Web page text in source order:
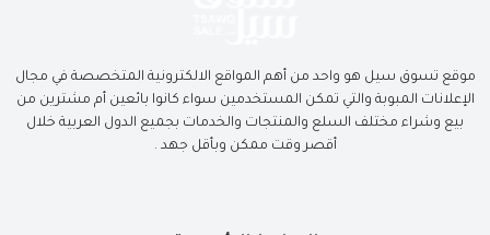
موقع تسوق سيل هو واحد من أهم المواقع الالكترونية المتخصصة في مجال
الإعلانات المبوبة والتي تمكن المستخدمين سواء كانوا بائعين أم مشترين من
بيع وشراء مختلف السلع والمنتجات والخدمات بجميع الدول العربية خلال
أقصر وقت ممكن وبأقل جهد .